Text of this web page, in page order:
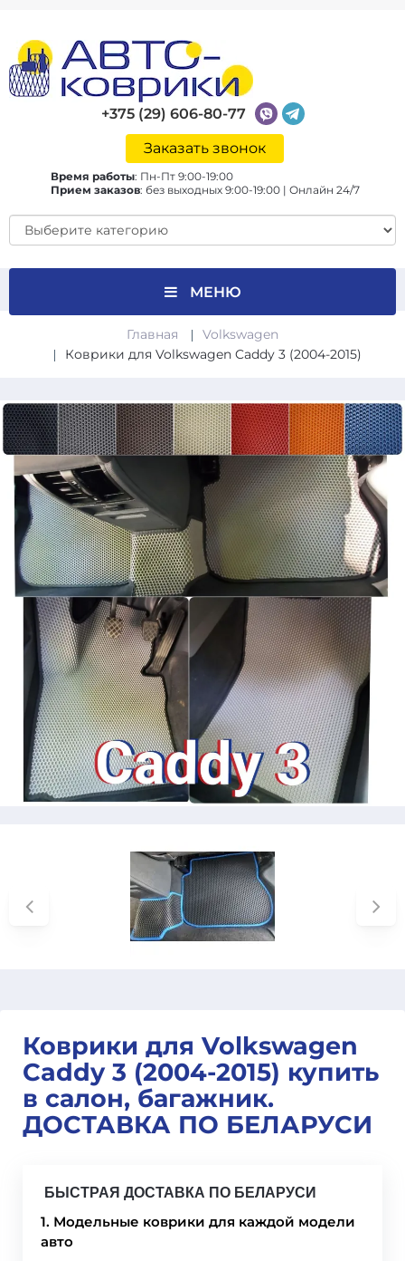
+375 (29) 606-80-77
Заказать звонок
Время работы: Пн-Пт 9:00-19:00
Прием заказов: без выходных 9:00-19:00 | Онлайн 24/7
МЕНЮ
Главная
Volkswagen
Коврики для Volkswagen Caddy 3 (2004-2015)
Коврики для Volkswagen
Caddy 3 (2004-2015) купить
в салон, багажник.
ДОСТАВКА ПО БЕЛАРУСИ
БЫСТРАЯ ДОСТАВКА ПО БЕЛАРУСИ
1. Модельные коврики для каждой модели
авто